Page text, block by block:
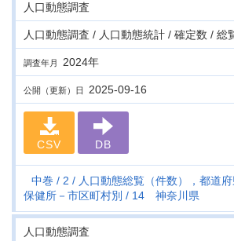
人口動態調査
人口動態調査 / 人口動態統計 / 確定数 / 総
調査年月 2024年
公開（更新）日 2025-09-16
CSV DB
中巻 2
人口動態総覧（件数），都道
保健所－市区町村別
14 神奈川県
人口動態調査